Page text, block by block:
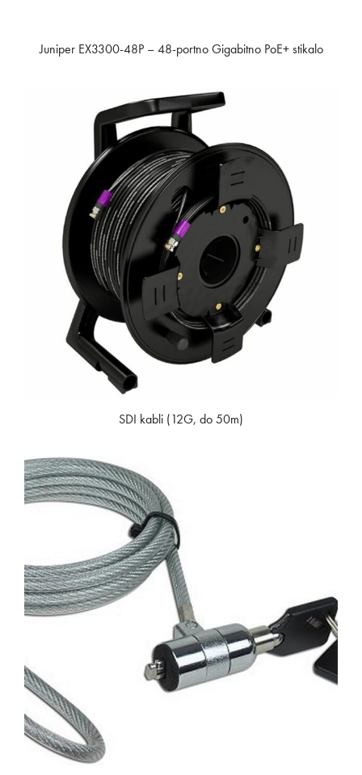
Juniper EX3300-48P – 48-portno Gigabitno PoE+ stikalo
SDI kabli (12G, do 50m)